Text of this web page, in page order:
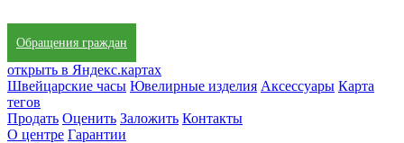
Обращения граждан
открыть в Яндекс.картах
Швейцарские часы Ювелирные изделия Аксессуары Карта
тегов
Продать Оценить Заложить Контакты
О центре Гарантии